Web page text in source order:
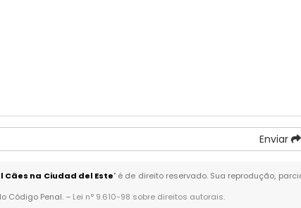
Enviar
na Ciudad del Este" é de direito reservado. Sua reprodução,
Código Penal. – Lei n° 9.610-98 sobre direitos autorais.